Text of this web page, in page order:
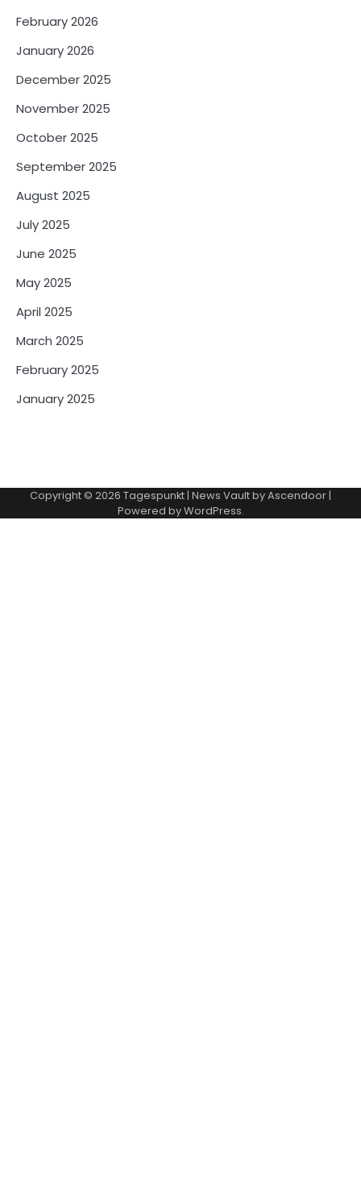
February 2026
January 2026
December 2025
November 2025
October 2025
September 2025
August 2025
July 2025
June 2025
May 2025
April 2025
March 2025
February 2025
January 2025
Copyright © 2026 Tagespunkt| News Vault byAscendoor|
Powered byWordPress.